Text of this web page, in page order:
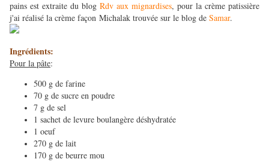
pains est extraite du blog Rdv aux mignardises, pour la crème patissière
j'ai réalisé la crème façon Michalak trouvée sur le blog de Samar.
Ingrédients:
Pour la pâte:
500 g de farine
70 g de sucre en poudre
7 g de sel
1 sachet de levure boulangère déshydratée
1 oeuf
270 g de lait
170 g de beurre mou